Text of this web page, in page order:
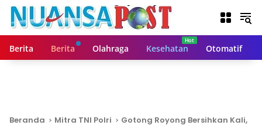
Berita Berita Olahraga Kesehatan Otomatif
Beranda Mitra TNI Polri
Gotong Royong Bersihkan Kali,